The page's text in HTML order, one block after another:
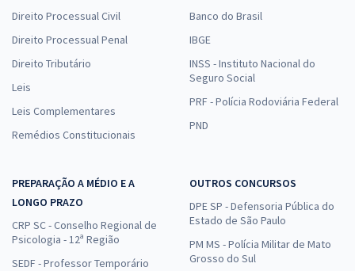
Direito Processual Civil
Direito Processual Penal
Direito Tributário
Leis
Leis Complementares
Remédios Constitucionais
Banco do Brasil
IBGE
INSS - Instituto Nacional do
Seguro Social
PRF - Polícia Rodoviária Federal
PND
PREPARAÇÃO A MÉDIO E A
LONGO PRAZO
CRP SC - Conselho Regional de
Psicologia - 12ª Região
SEDF - Professor Temporário
OUTROS CONCURSOS
DPE SP - Defensoria Pública do
Estado de São Paulo
PM MS - Polícia Militar de Mato
Grosso do Sul